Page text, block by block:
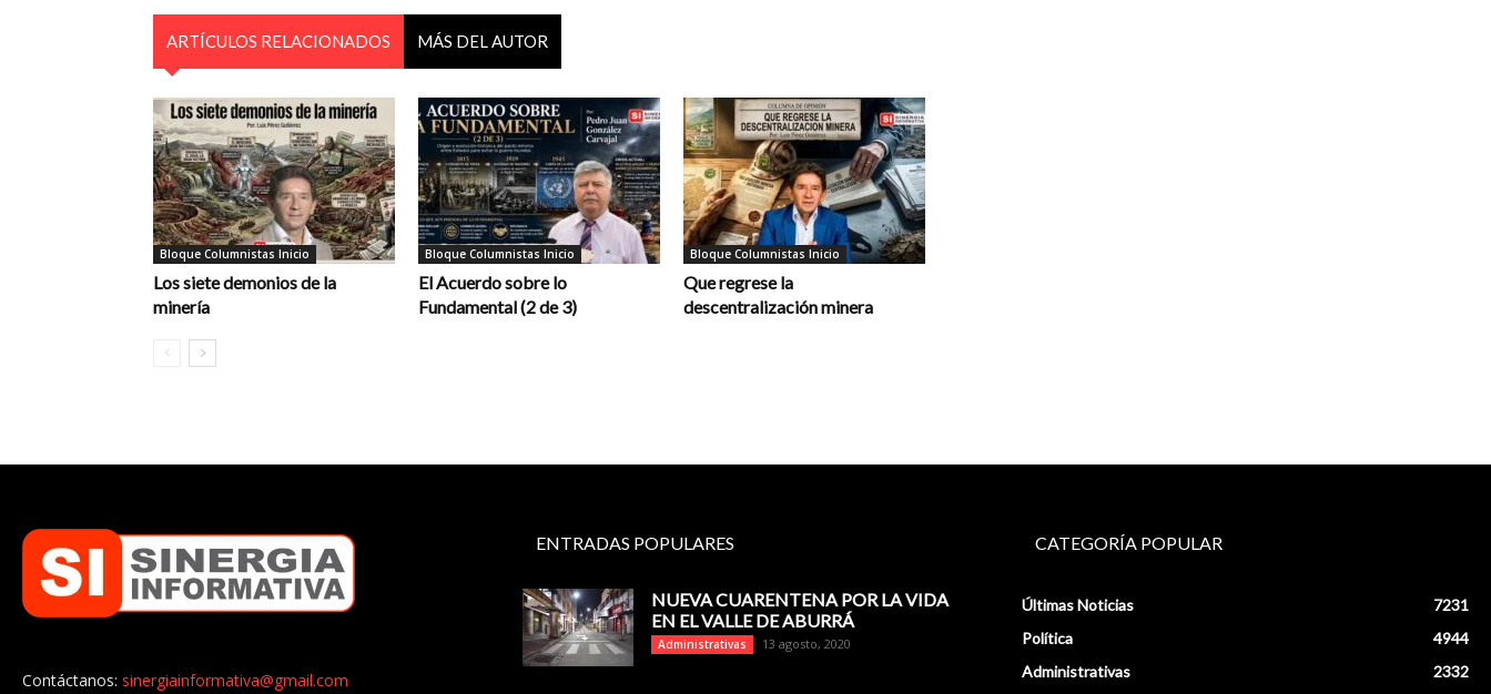
ARTÍCULOS RELACIONADOS MÁS DEL AUTOR
Bloque Columnistas Inicio
Los siete demonios de la
minería
Bloque Columnistas Inicio
El Acuerdo sobre lo
Fundamental (2 de 3)
Bloque Columnistas Inicio
Que regrese la
descentralización minera
Contáctanos: sinergiainformativa@gmail.com
ENTRADAS POPULARES
NUEVA CUARENTENA POR LA VIDA
EN EL VALLE DE ABURRÁ
Administrativas 13 agosto, 2020
CATEGORÍA POPULAR
Últimas Noticias
7231
Política
4944
Administrativas
2332